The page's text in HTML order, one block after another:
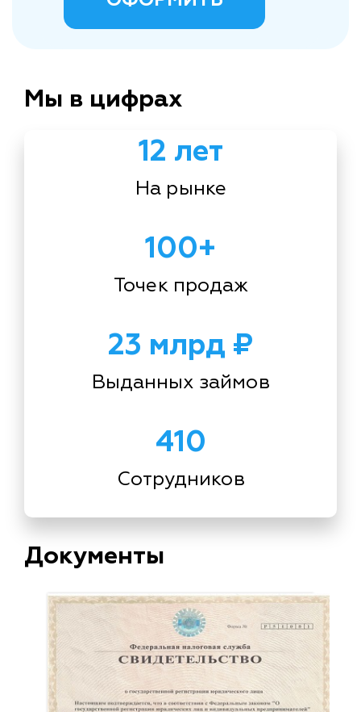
Мы в цифрах
12 лет
На рынке
100+
Точек продаж
23 млрд ₽
Выданных займов
410
Сотрудников
Документы